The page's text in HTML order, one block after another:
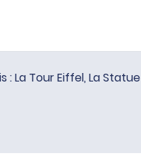
La Tour Eiffel, La